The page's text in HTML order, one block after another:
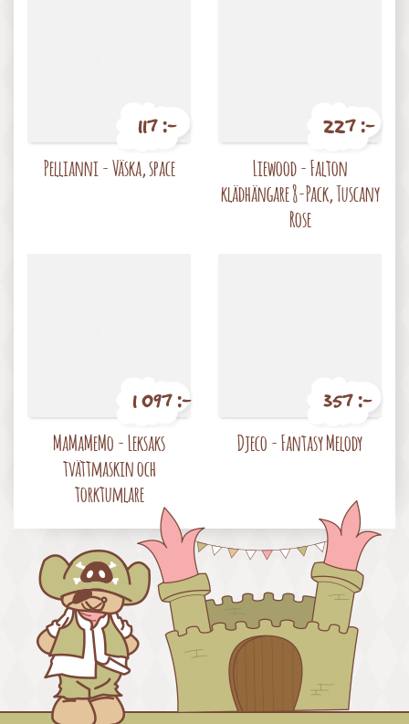
117 :-
Pellianni - Väska, space
227 :-
Liewood - Falton
klädhängare 8-Pack, Tuscany
Rose
1 097 :-
MaMaMeMo - Leksaks
tvättmaskin och
torktumlare
357 :-
Djeco - Fantasy Melody